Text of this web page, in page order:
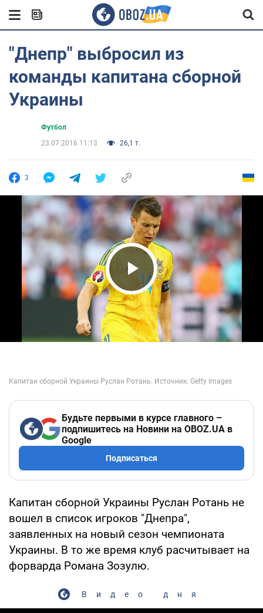
"Днепр" выбросил из
команды капитана сборной
Украины
Футбол
23.07.2016 11:13
26,1 т.
3
Play Video
Будьте первыми в курсе главного –
подпишитесь на Новини на OBOZ.UA в
Google
Подписаться
Капитан сборной Украины Руслан Ротань не
вошел в список игроков "Днепра",
заявленных на новый сезон чемпионата
Украины. В то же время клуб расчитывает на
форварда Романа Зозулю.
Видео дня